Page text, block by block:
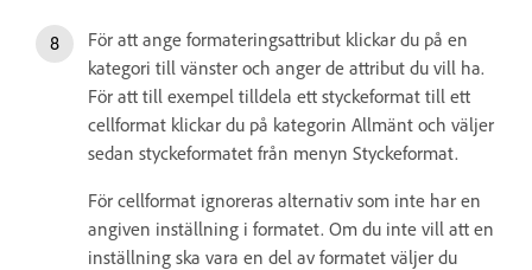
För att ange formateringsattribut klickar du på en
kategori till vänster och anger de attribut du vill ha.
För att till exempel tilldela ett styckeformat till ett
cellformat klickar du på kategorin Allmänt och väljer
sedan styckeformatet från menyn Styckeformat.
För cellformat ignoreras alternativ som inte har en
angiven inställning i formatet. Om du inte vill att en
inställning ska vara en del av formatet väljer du